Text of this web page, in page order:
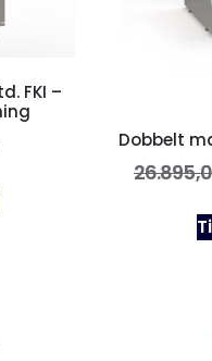
FKI –
Dobbelt